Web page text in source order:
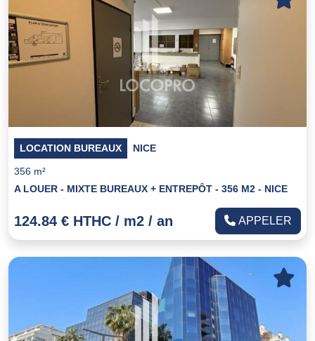
LOCATION BUREAUX NICE
356 m²
A LOUER - MIXTE BUREAUX + ENTREPÔT - 356 M2 - NICE
124.84 € HTHC / m2 / an APPELER